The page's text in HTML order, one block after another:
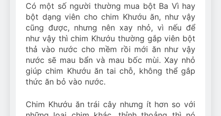
Có một số người thường mua bột Ba Vì hay
bột dạng viên cho chim Khướu ăn, như vậy
cũng được, nhưng nên xay nhỏ, vì nếu để
như vậy thì chim Khướu thường gắp viên bột
thả vào nước cho mềm rồi mới ăn như vậy
nước sẽ mau bẩn và mau bốc mùi. Xay nhỏ
giúp chim Khướu ăn tai chỗ, không thể gắp
thức ăn bỏ vào nước.
Chim Khướu ăn trái cây nhưng ít hơn so với